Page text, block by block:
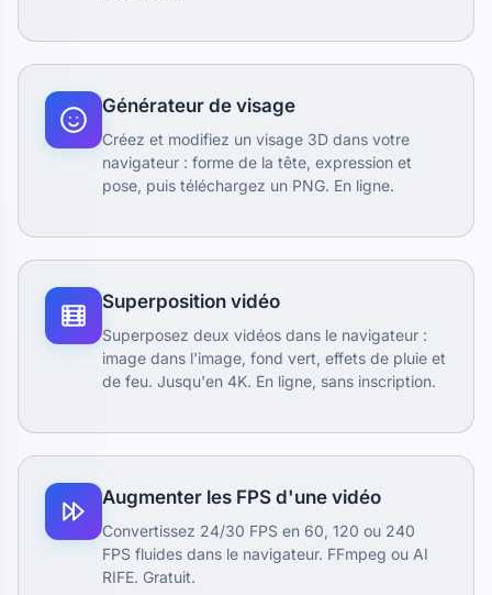
Générateur de visage
Créez et modifiez un visage 3D dans votre
navigateur : forme de la tête, expression et
pose, puis téléchargez un PNG. En ligne.
Superposition vidéo
Superposez deux vidéos dans le navigateur :
image dans l'image, fond vert, effets de pluie et
de feu. Jusqu'en 4K. En ligne, sans inscription.
Augmenter les FPS d'une vidéo
Convertissez 24/30 FPS en 60, 120 ou 240
FPS fluides dans le navigateur. FFmpeg ou AI
RIFE. Gratuit.